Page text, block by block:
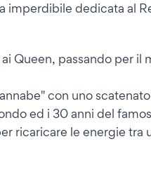
imperdibile dedicata al
Queen, passando per il
con uno
ed i 30 anni del
ricaricare le energie tra